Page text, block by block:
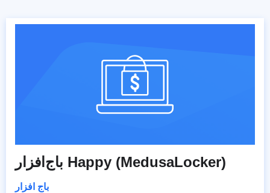
باج‌افزار Happy (MedusaLocker)
باج افزار